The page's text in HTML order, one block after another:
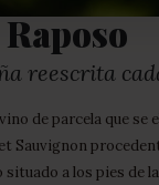
reescrita
de parcela que se
Sauvignon
a los pies de